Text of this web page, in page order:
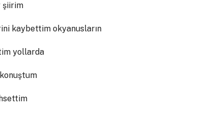
şiirim
kaybettim okyanusların
yollarda